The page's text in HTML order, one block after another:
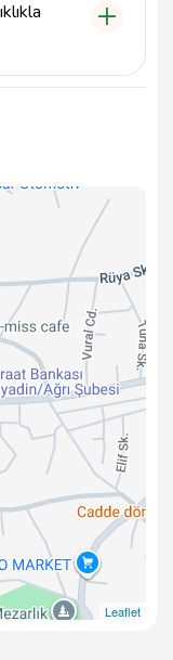
bağlı
uzatır.
Leaflet